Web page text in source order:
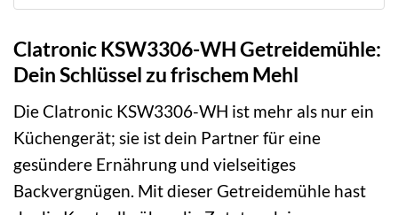
Clatronic KSW3306-WH Getreidemühle:
Dein Schlüssel zu frischem Mehl
Die Clatronic KSW3306-WH ist mehr als nur ein
Küchengerät; sie ist dein Partner für eine
gesündere Ernährung und vielseitiges
Backvergnügen. Mit dieser Getreidemühle hast